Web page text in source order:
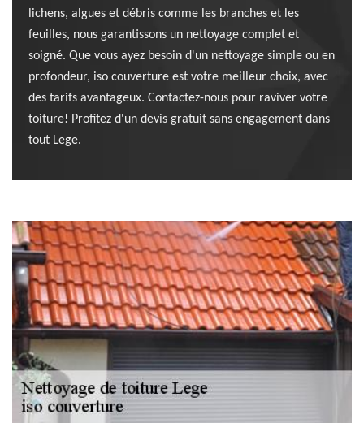
lichens, algues et débris comme les branches et les
feuilles, nous garantissons un nettoyage complet et
soigné. Que vous ayez besoin d'un nettoyage simple ou en
profondeur, iso couverture est votre meilleur choix, avec
des tarifs avantageux. Contactez-nous pour raviver votre
toiture! Profitez d'un devis gratuit sans engagement dans
tout Lege.